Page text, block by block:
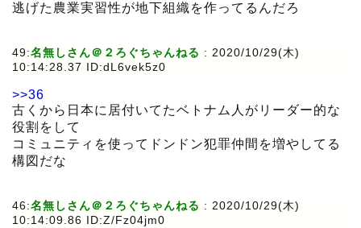
逃げた農業実習性が地下組織を作ってるんだろ
49:名無しさん＠２ろぐちゃんねる : 2020/10/29(木)
10:14:28.37 ID:dL6vek5z0
>>36
古くから日本に居付いてたベトナム人がリーダー的な
役割をして
コミュニティを使ってドンドン犯罪仲間を増やしてる
構図だな
46:名無しさん＠２ろぐちゃんねる : 2020/10/29(木)
10:14:09.86 ID:Z/Fz04jm0